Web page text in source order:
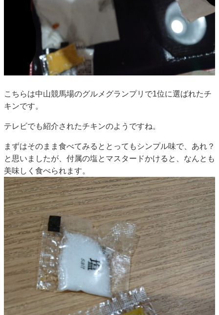
こちらは中山競馬場のグルメグランプリで1位に選ばれたチ
キンです。
テレビでも紹介されたチキンのようですね。
まずはそのまま食べてみるととってもシンプル味で、あれ？
と思いましたが、付属の塩とマスタードかけると、なんとも
美味しく食べられます。